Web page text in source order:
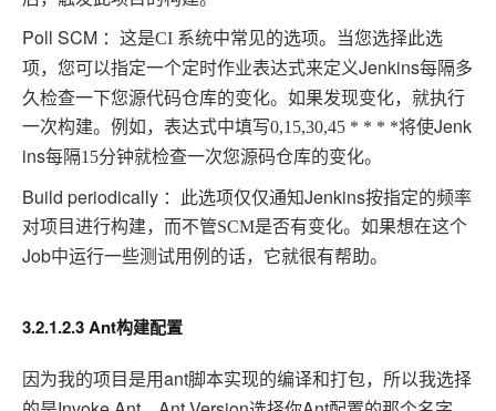
Poll SCM ：这是CI 系统中常见的选项。当您选择此选
项，您可以指定一个定时作业表达式来定义Jenkins每隔多
久检查一下您源代码仓库的变化。如果发现变化，就执行
一次构建。例如，表达式中填写0,15,30,45 * * * *将使Jenk
ins每隔15分钟就检查一次您源码仓库的变化。
Build periodically ：此选项仅仅通知Jenkins按指定的频率
对项目进行构建，而不管SCM是否有变化。 如果想在这个
Job中运行一些测试用例的话，它就很有帮助。
3.2.1.2.3 Ant构建配置
因为我的项目是用ant脚本实现的编译和打包，所以我选择